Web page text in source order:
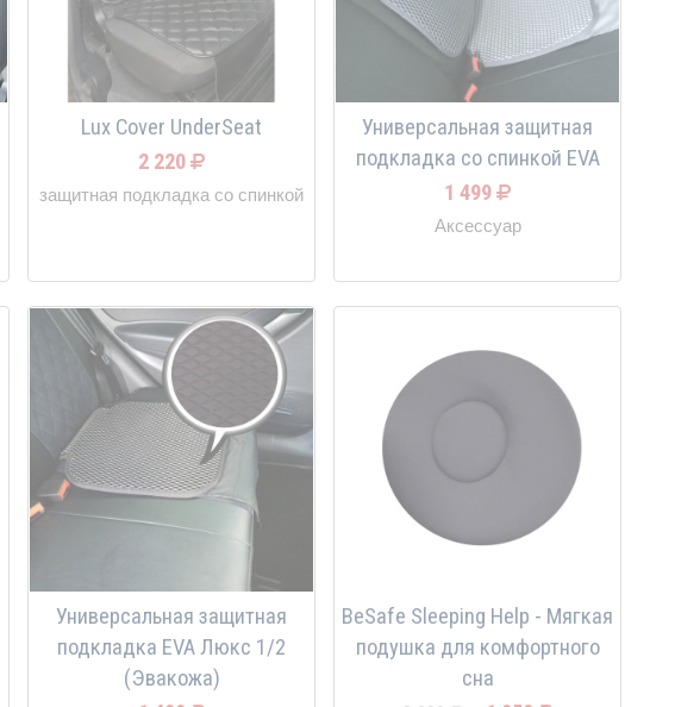
Lux Cover UnderSeat
2 220
защитная подкладка со спинкой
Универсальная защитная
подкладка со спинкой EVA
1 499
Аксессуар
Универсальная защитная
подкладка EVA Люкс 1/2
(Эвакожа)
BeSafe Sleeping Help - Мягкая
подушка для комфортного
сна